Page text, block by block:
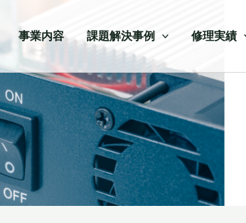
事業内容 課題解決事例 修理実績